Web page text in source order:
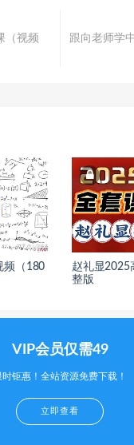
（视频
跟向老师学
频（180
赵礼显2025
整版
VIP会员仅需49
时钜惠！全站资源免费下载！
立即查看